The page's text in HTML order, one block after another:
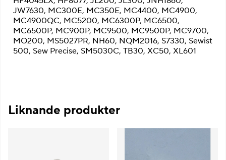
JW7630, MC300E, MC350E, MC4400, MC4900,
MC4900QC, MC5200, MC6300P, MC6500,
MC6500P, MC900P, MC9500, MC9500P, MC9700,
MO200, MS5027PR, NH60, NQM2016, S7330, Sewist
500, Sew Precise, SM5030C, TB30, XC50, XL601
Liknande produkter